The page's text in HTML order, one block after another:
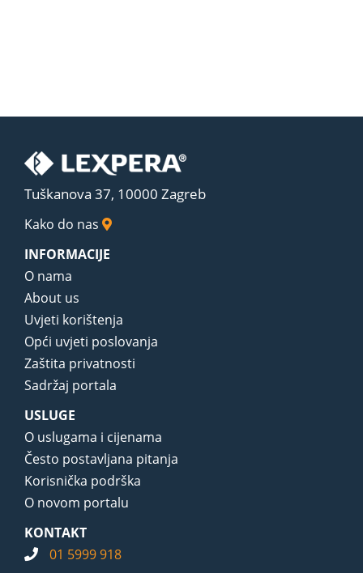
Tuškanova 37, 10000 Zagreb
Kako do nas
INFORMACIJE
O nama
About us
Uvjeti korištenja
Opći uvjeti poslovanja
Zaštita privatnosti
Sadržaj portala
USLUGE
O uslugama i cijenama
Često postavljana pitanja
Korisnička podrška
O novom portalu
KONTAKT
01 5999 918